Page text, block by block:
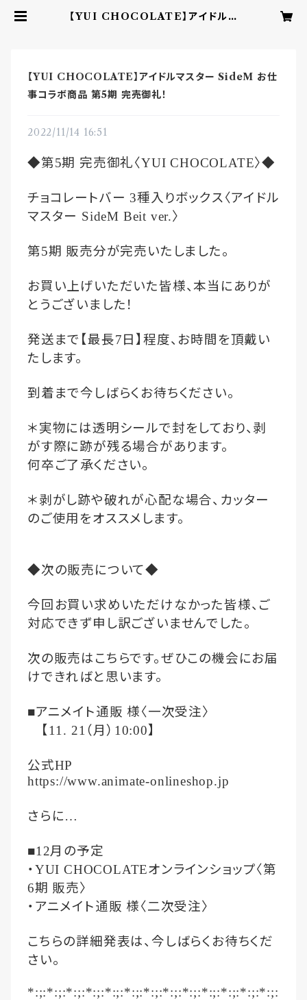
【YUI CHOCOLATE】アイドルマ
【YUI CHOCOLATE】アイドルマスター SideM お仕
事コラボ商品 第5期 完売御礼！
2022/11/14 16:51
◆第5期 完売御礼〈YUI CHOCOLATE〉◆
チョコレートバー 3種入りボックス〈アイドル
マスター SideM Beit ver.〉
第5期 販売分が完売いたしました。
お買い上げいただいた皆様、本当にありが
とうございました！
発送まで【最長7日】程度、お時間を頂戴い
たします。
到着まで今しばらくお待ちください。
＊実物には透明シールで封をしており、剥
がす際に跡が残る場合があります。
何卒ご了承ください。
＊剥がし跡や破れが心配な場合、カッター
のご使用をオススメします。
◆次の販売について◆
今回お買い求めいただけなかった皆様、ご
対応できず申し訳ございませんでした。
次の販売はこちらです。ぜひこの機会にお届
けできればと思います。
■アニメイト通販 様〈一次受注〉
【11. 21 （月） 10:00】
公式HP
https://www.animate-onlineshop.jp
さらに…
■12月の予定
・YUI CHOCOLATEオンラインショップ〈第
6期 販売〉
・アニメイト通販 様〈二次受注〉
こちらの詳細発表は、今しばらくお待ちくだ
さい。
*:;:*:;:*:;:*:;:*:;:*:;:*:;:*:;:*:;:*:;:*:;:*:;:*:;: